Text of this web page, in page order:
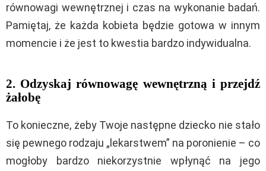
równowagi wewnętrznej i czas na wykonanie badań.
Pamiętaj, że każda kobieta będzie gotowa w innym
momencie i że jest to kwestia bardzo indywidualna.
2. Odzyskaj równowagę wewnętrzną i przejdź
żałobę
To konieczne, żeby Twoje następne dziecko nie stało
się pewnego rodzaju „lekarstwem” na poronienie – co
mogłoby bardzo niekorzystnie wpłynąć na jego